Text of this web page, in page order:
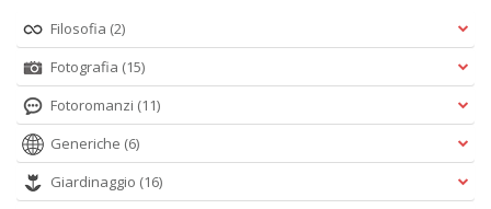
Filosofia (2)
Fotografia (15)
Fotoromanzi (11)
Generiche (6)
Giardinaggio (16)